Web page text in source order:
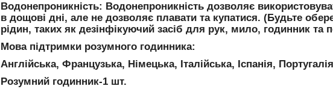
Водонепроникність: Водонепроникність дозволяє
в дощові дні, але не дозволяє плавати та купатися. (Будьте
рідин, таких як дезінфікуючий засіб для рук, мило, годинник та
Мова підтримки розумного годинника:
Англійська, Французька, Німецька, Італійська, Іспанія,
Розумний годинник-1 шт.